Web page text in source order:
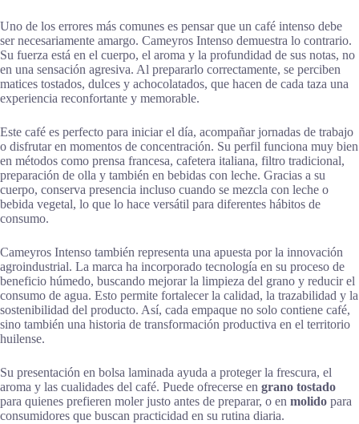
Uno de los errores más comunes es pensar que un café intenso debe
ser necesariamente amargo. Cameyros Intenso demuestra lo contrario.
Su fuerza está en el cuerpo, el aroma y la profundidad de sus notas, no
en una sensación agresiva. Al prepararlo correctamente, se perciben
matices tostados, dulces y achocolatados, que hacen de cada taza una
experiencia reconfortante y memorable.
Este café es perfecto para iniciar el día, acompañar jornadas de trabajo
o disfrutar en momentos de concentración. Su perfil funciona muy bien
en métodos como prensa francesa, cafetera italiana, filtro tradicional,
preparación de olla y también en bebidas con leche. Gracias a su
cuerpo, conserva presencia incluso cuando se mezcla con leche o
bebida vegetal, lo que lo hace versátil para diferentes hábitos de
consumo.
Cameyros Intenso también representa una apuesta por la innovación
agroindustrial. La marca ha incorporado tecnología en su proceso de
beneficio húmedo, buscando mejorar la limpieza del grano y reducir el
consumo de agua. Esto permite fortalecer la calidad, la trazabilidad y la
sostenibilidad del producto. Así, cada empaque no solo contiene café,
sino también una historia de transformación productiva en el territorio
huilense.
Su presentación en bolsa laminada ayuda a proteger la frescura, el
aroma y las cualidades del café. Puede ofrecerse en grano tostado
para quienes prefieren moler justo antes de preparar, o en molido para
consumidores que buscan practicidad en su rutina diaria.